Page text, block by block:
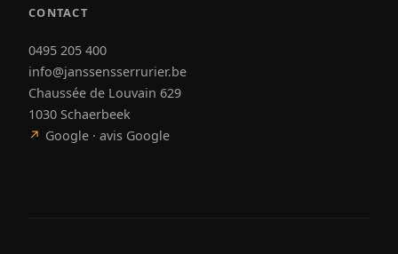
CONTACT
0495 205 400
info@janssensserrurier.be
Chaussée de Louvain 629
1030 Schaerbeek
↗ Google · avis Google